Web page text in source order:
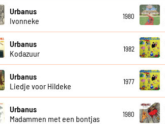
Urbanus
Ivonneke
1980
Urbanus
Kodazuur
1982
Urbanus
Liedje voor Hildeke
1977
Urbanus
Madammen met een bontjas
1980